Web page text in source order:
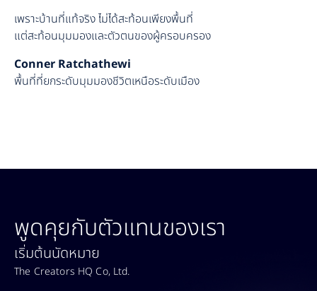
เพราะบ้านที่แท้จริง ไม่ได้สะท้อนเพียงพื้นที่
แต่สะท้อนมุมมองและตัวตนของผู้ครอบครอง
Conner Ratchathewi
พื้นที่ที่ยกระดับมุมมองชีวิตเหนือระดับเมือง
พูดคุยกับตัวแทนของเรา
เริ่มต้นนัดหมาย
The Creators HQ Co, Ltd.